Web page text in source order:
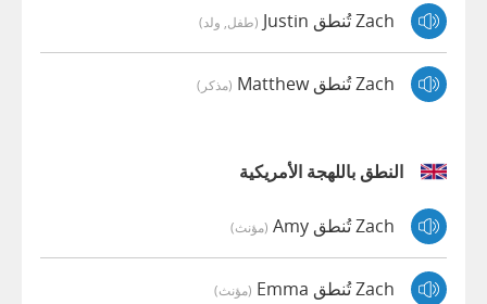
Zach تُنطق Justin (طفل, ولد)
Zach تُنطق Matthew (مذكر)
النطق باللهجة الأمريكية
Zach تُنطق Amy (مؤنث)
Zach تُنطق Emma (مؤنث)